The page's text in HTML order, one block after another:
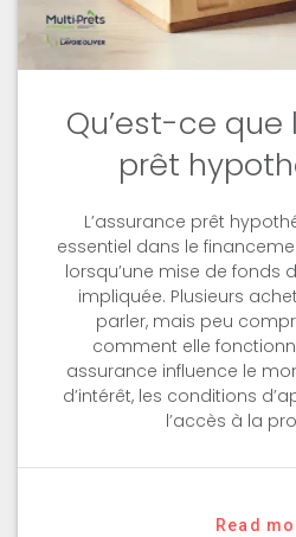
Qu’est-ce que
prêt
L’assurance prêt
essentiel dans le
lorsqu’une mise de fonds
impliquée. Plusieurs
parler, mais peu
comment elle
assurance influence le
d’intérêt, les conditions
l’accès à la
Read